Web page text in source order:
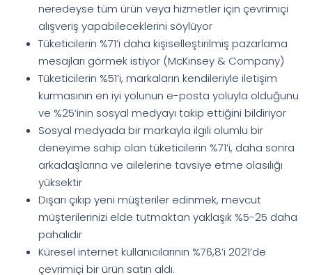
neredeyse tüm ürün veya hizmetler için çevrimiçi
alışveriş yapabileceklerini söylüyor
Tüketicilerin %71’i daha kişiselleştirilmiş pazarlama
mesajları görmek istiyor (McKinsey & Company)
Tüketicilerin %51’i, markaların kendileriyle iletişim
kurmasının en iyi yolunun e-posta yoluyla olduğunu
ve %25’inin sosyal medyayı takip ettiğini bildiriyor
Sosyal medyada bir markayla ilgili olumlu bir
deneyime sahip olan tüketicilerin %71’i, daha sonra
arkadaşlarına ve ailelerine tavsiye etme olasılığı
yüksektir
Dışarı çıkıp yeni müşteriler edinmek, mevcut
müşterilerinizi elde tutmaktan yaklaşık %5-25 daha
pahalıdır
Küresel internet kullanıcılarının %76,8’i 2021’de
çevrimiçi bir ürün satın aldı.